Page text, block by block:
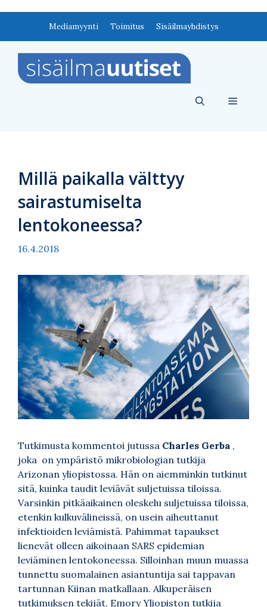
Mediamyynti Toimitus Sisäilmayhdistys
Valikko
Millä paikalla välttyy
sairastumiselta
lentokoneessa?
16.4.2018
Tutkimusta kommentoi jutussa Charles Gerba ,
joka on ympäristö mikrobiologian tutkija
Arizonan yliopistossa. Hän on aiemminkin tutkinut
sitä, kuinka taudit leviävät suljetuissa tiloissa.
Varsinkin pitkäaikainen oleskelu suljetuissa tiloissa,
etenkin kulkuvälineissä, on usein aiheuttanut
infektioiden leviämistä. Pahimmat tapaukset
lienevät olleen aikoinaan SARS epidemian
leviäminen lentokoneessa. Silloinhan muun muassa
tunnettu suomalainen asiantuntija sai tappavan
tartunnan Kiinan matkallaan. Alkuperäisen
tutkimuksen tekijät, Emory Yliopiston tutkija